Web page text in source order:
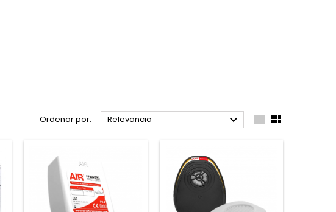
Ordenar por: Relevancia   